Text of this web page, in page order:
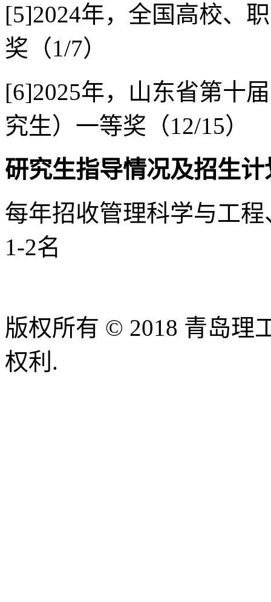
[5]2024年，全国高校、
奖（1/7）
[6]2025年，山东省第十
究生）一等奖（12/15）
研究生指导情况及招生计
每年招收管理科学与工
1-2名
版权所有 © 2018 青岛理
权利.